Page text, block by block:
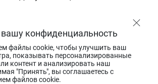
которые часто могут приводит
затратам. Даже самый
хотя бы раз был вынужден
правовых спорах с участием суда.
конфиденциальность
файлы cookie, чтобы улучшить ваш
показывать персонализированные
контент и анализировать наш
"Принять", вы соглашаетесь с
файлов cookie.